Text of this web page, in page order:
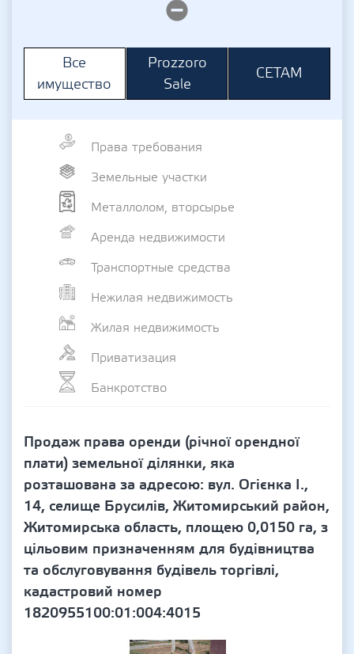
Все
имущество
Prozzoro
Sale
СЕТАМ
Права требования
Земельные участки
Металлолом, вторсырье
Аренда недвижимости
Транспортные средства
Нежилая недвижимость
Жилая недвижимость
Приватизация
Банкротство
Продаж права оренди (річної орендної
плати) земельної ділянки, яка
розташована за адресою: вул. Огієнка І.,
14, селище Брусилів, Житомирський район,
Житомирська область, площею 0,0150 га, з
цільовим призначенням для будівництва
та обслуговування будівель торгівлі,
кадастровий номер
1820955100:01:004:4015